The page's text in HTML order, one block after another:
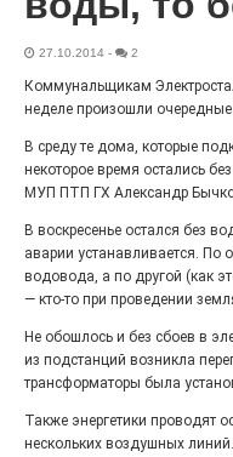
27.07.2026
дважды порадует
100 футов
26.07.2026
«С ними дядька
27.10.2014 - 2
Коммунальщикам
неделе произошли
В среду те дома, которые
некоторое время остались
МУП ПТП ГХ Александр
В воскресенье остался без
аварии устанавливается. По
водовода, а по другой (как
— кто-то при проведении
Не обошлось и без сбоев в
из подстанций возникла
трансформаторы была
Также энергетики проводят
нескольких воздушных линий.